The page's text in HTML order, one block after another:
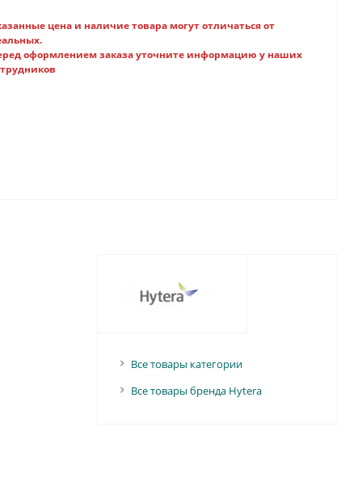
цена и наличие товара могут отличаться от
оформлением заказа уточните информацию у наших
Все товары категории
Все товары бренда Hytera